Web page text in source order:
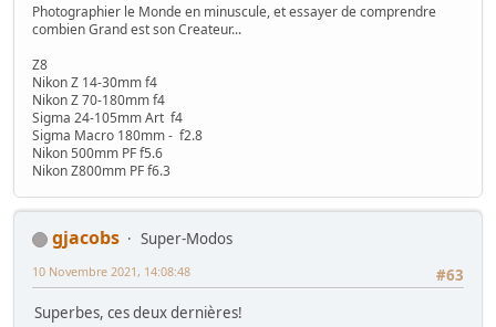
Photographier le Monde en minuscule, et essayer de comprendre
combien Grand est son Createur...
Z8
Nikon Z 14-30mm f4
Nikon Z 70-180mm f4
Sigma 24-105mm Art f4
Sigma Macro 180mm - f2.8
Nikon 500mm PF f5.6
Nikon Z800mm PF f6.3
gjacobs
Super-Modos
#63
10 Novembre 2021, 14:08:48
Superbes, ces deux dernières!